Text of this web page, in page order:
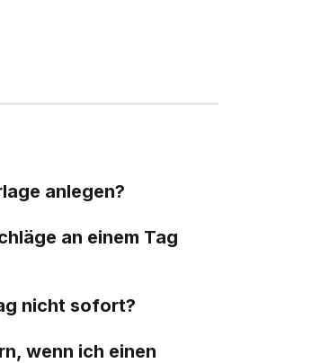
anlegen?
an einem Tag
nicht sofort?
wenn ich einen